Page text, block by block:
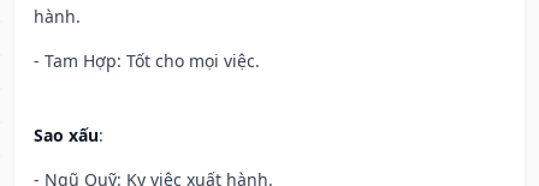
hành.
- Tam Hợp: Tốt cho mọi việc.
Sao xấu:
- Ngũ Quỹ: Kỵ việc xuất hành.